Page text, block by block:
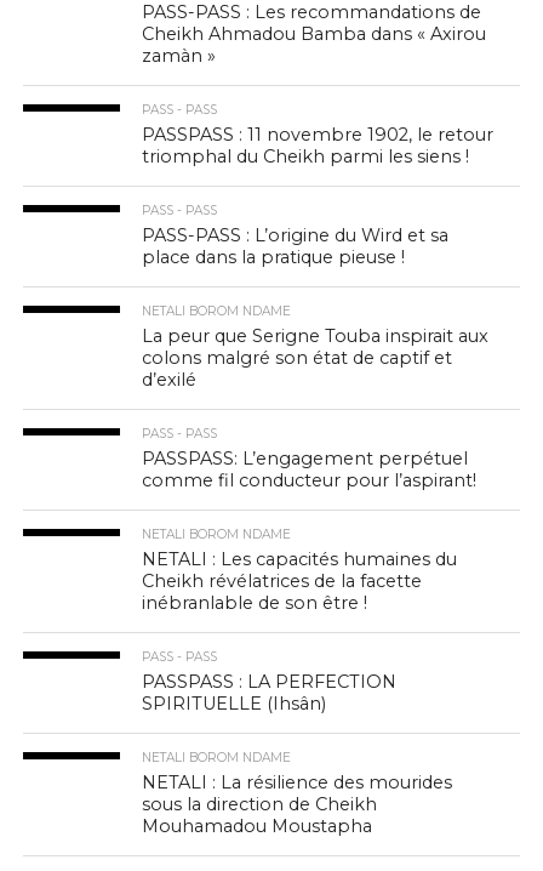
PASS-PASS : Les recommandations de
Cheikh Ahmadou Bamba dans « Axirou
zamàn »
PASS - PASS
PASSPASS : 11 novembre 1902, le retour
triomphal du Cheikh parmi les siens !
PASS - PASS
PASS-PASS : L’origine du Wird et sa
place dans la pratique pieuse !
NETALI BOROM NDAME
La peur que Serigne Touba inspirait aux
colons malgré son état de captif et
d’exilé
PASS - PASS
PASSPASS: L’engagement perpétuel
comme fil conducteur pour l’aspirant!
NETALI BOROM NDAME
NETALI : Les capacités humaines du
Cheikh révélatrices de la facette
inébranlable de son être !
PASS - PASS
PASSPASS : LA PERFECTION
SPIRITUELLE (Ihsân)
NETALI BOROM NDAME
NETALI : La résilience des mourides
sous la direction de Cheikh
Mouhamadou Moustapha